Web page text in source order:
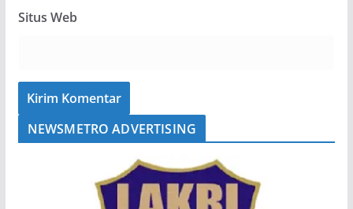
Situs Web
NEWSMETRO ADVERTISING